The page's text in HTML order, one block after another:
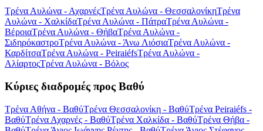
Τρένα Αυλώνα - ΑχαρνέςΤρένα Αυλώνα - ΘεσσαλονίκηΤρένα
Αυλώνα - ΧαλκίδαΤρένα Αυλώνα - ΠάτραΤρένα Αυλώνα -
ΒέροιαΤρένα Αυλώνα - ΘήβαΤρένα Αυλώνα -
ΣιδηρόκαστροΤρένα Αυλώνα - Άνω ΛιόσιαΤρένα Αυλώνα -
ΚαρδίτσαΤρένα Αυλώνα - PeiraiéfsΤρένα Αυλώνα -
ΑλίαρτοςΤρένα Αυλώνα - Βόλος
Κύριες διαδρομές προς Βαθύ
Τρένα Αθήνα - ΒαθύΤρένα Θεσσαλονίκη - ΒαθύΤρένα Peiraiéfs -
ΒαθύΤρένα Αχαρνές - ΒαθύΤρένα Χαλκίδα - ΒαθύΤρένα Θήβα -